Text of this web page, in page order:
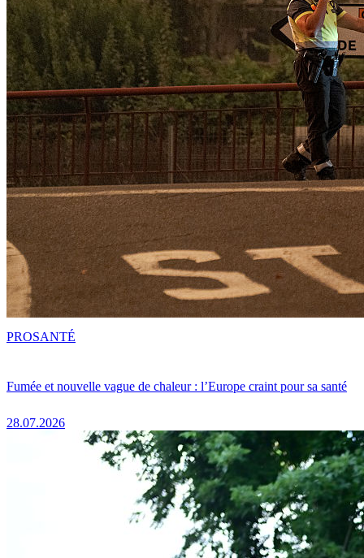
Fumée et nouvelle vague de chaleur : l’Europe craint pour sa santé
28.07.2026
PROSANTÉ